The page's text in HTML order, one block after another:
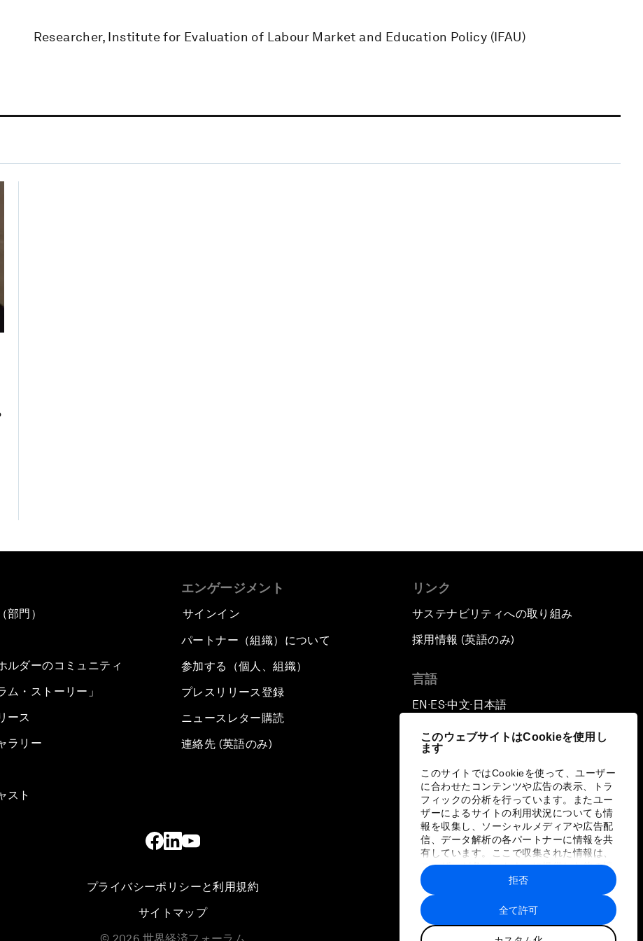
このウェブサイトはCookieを使用し
ます
このサイトではCookieを使って、ユーザー
に合わせたコンテンツや広告の表示、トラ
フィックの分析を行っています。またユー
ザーによるサイトの利用状況についても情
報を収集し、ソーシャルメディアや広告配
信、データ解析の各パートナーに情報を共
有しています。ここで収集された情報は、
ユーザーが各パートナーに提供した他の情
報や各パートナーのサービスを使用した際
に収集された情報と組み合わされ、各パー
トナーによって使用されることがありま
す。
全て許可
拒否
Researcher, Institute for Evaluation of Labour Market and Education Policy (IFAU)
部門）
ルダーのコミュニティ
ム・ストーリー」
ース
ラリー
スト
エンゲージメント
サインイン
パートナー（組織）について
参加する（個人、組織）
プレスリリース登録
ニュースレター購読
連絡先 (英語のみ)
リンク
サステナビリティへの取り組み
採用情報 (英語のみ)
言語
EN ▪ ES▪中文▪ 日本語
プライバシーポリシーと利用規約
サイトマップ